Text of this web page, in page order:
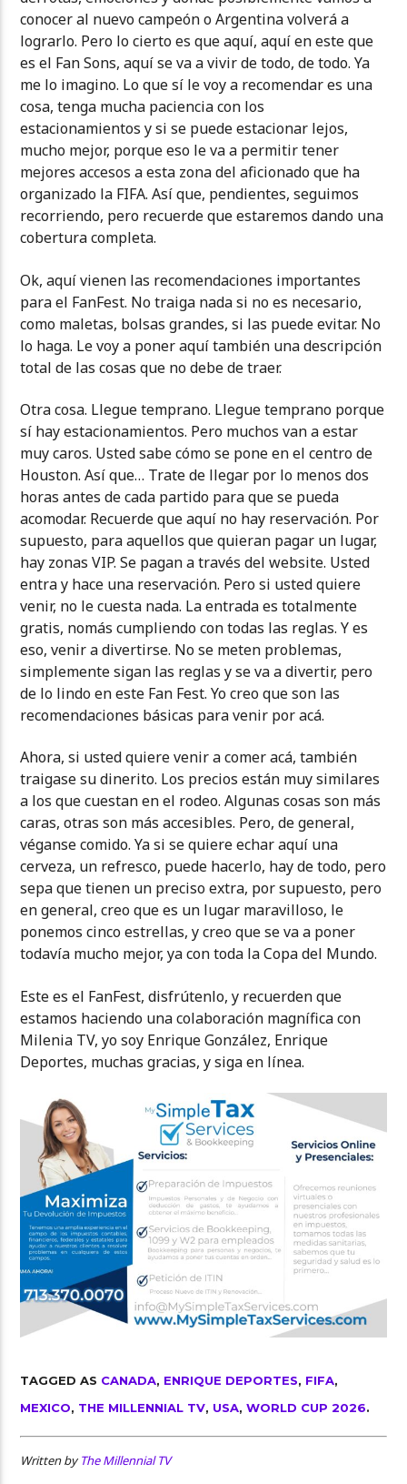
conocer al nuevo campeón o Argentina volverá a
lograrlo. Pero lo cierto es que aquí, aquí en este que
es el Fan Sons, aquí se va a vivir de todo, de todo. Ya
me lo imagino. Lo que sí le voy a recomendar es una
cosa, tenga mucha paciencia con los
estacionamientos y si se puede estacionar lejos,
mucho mejor, porque eso le va a permitir tener
mejores accesos a esta zona del aficionado que ha
organizado la FIFA. Así que, pendientes, seguimos
recorriendo, pero recuerde que estaremos dando una
cobertura completa.
Ok, aquí vienen las recomendaciones importantes
para el FanFest. No traiga nada si no es necesario,
como maletas, bolsas grandes, si las puede evitar. No
lo haga. Le voy a poner aquí también una descripción
total de las cosas que no debe de traer.
Otra cosa. Llegue temprano. Llegue temprano porque
sí hay estacionamientos. Pero muchos van a estar
muy caros. Usted sabe cómo se pone en el centro de
Houston. Así que… Trate de llegar por lo menos dos
horas antes de cada partido para que se pueda
acomodar. Recuerde que aquí no hay reservación. Por
supuesto, para aquellos que quieran pagar un lugar,
hay zonas VIP. Se pagan a través del website. Usted
entra y hace una reservación. Pero si usted quiere
venir, no le cuesta nada. La entrada es totalmente
gratis, nomás cumpliendo con todas las reglas. Y es
eso, venir a divertirse. No se meten problemas,
simplemente sigan las reglas y se va a divertir, pero
de lo lindo en este Fan Fest. Yo creo que son las
recomendaciones básicas para venir por acá.
Ahora, si usted quiere venir a comer acá, también
traigase su dinerito. Los precios están muy similares
a los que cuestan en el rodeo. Algunas cosas son más
caras, otras son más accesibles. Pero, de general,
véganse comido. Ya si se quiere echar aquí una
cerveza, un refresco, puede hacerlo, hay de todo, pero
sepa que tienen un preciso extra, por supuesto, pero
en general, creo que es un lugar maravilloso, le
ponemos cinco estrellas, y creo que se va a poner
todavía mucho mejor, ya con toda la Copa del Mundo.
Este es el FanFest, disfrútenlo, y recuerden que
estamos haciendo una colaboración magnífica con
Milenia TV, yo soy Enrique González, Enrique
Deportes, muchas gracias, y siga en línea.
TAGGED AS CANADA, ENRIQUE DEPORTES, FIFA,
MEXICO, THE MILLENNIAL TV, USA,WORLD CUP 2026.
Written byThe Millennial TV